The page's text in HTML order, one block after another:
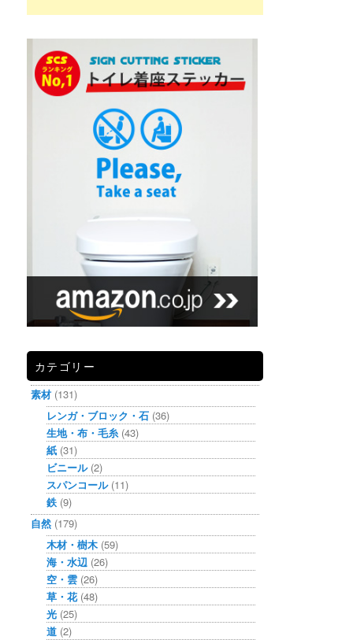
カテゴリー
素材 (131)
レンガ・ブロック・石 (36)
生地・布・毛糸(43)
紙 (31)
ビニール(2)
スパンコール(11)
鉄 (9)
自然 (179)
木材・樹木 (59)
海・水辺 (26)
空・雲 (26)
草・花(48)
光 (25)
道 (2)